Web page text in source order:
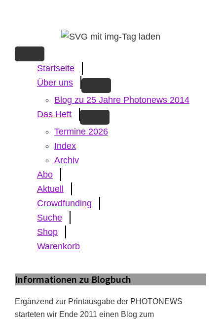
content
Startseite
Über uns
Blog zu 25 Jahre Photonews 2014
Das Heft
Termine 2026
Index
Archiv
Abo
Aktuell
Crowdfunding
Suche
Shop
Warenkorb
Informationen zu Blogbuch
Ergänzend zur Printausgabe der PHOTONEWS
starteten wir Ende 2011 einen Blog zum